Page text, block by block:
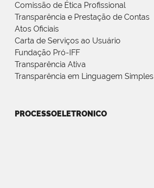
Comissão de Ética Profissional
Transparência e Prestação de Contas
Atos Oficiais
Carta de Serviços ao Usuário
Fundação Pró-IFF
Transparência Ativa
Transparência em Linguagem Simples
PROCESSOELETRONICO